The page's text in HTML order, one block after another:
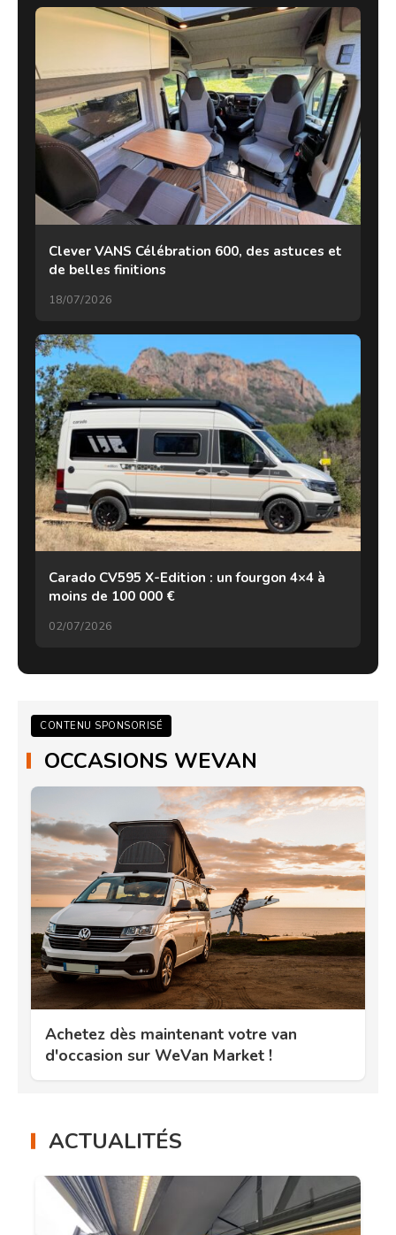
Clever VANS Célébration 600, des astuces et
de belles finitions
18/07/2026
Carado CV595 X-Edition : un fourgon 4×4 à
moins de 100 000 €
02/07/2026
CONTENU SPONSORISÉ
OCCASIONS WEVAN
Achetez dès maintenant votre van
d'occasion sur WeVan Market !
ACTUALITÉS